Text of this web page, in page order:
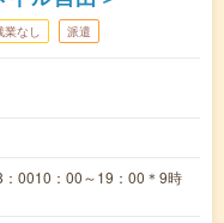
業なし 派遣
0010：00～19：00＊9時